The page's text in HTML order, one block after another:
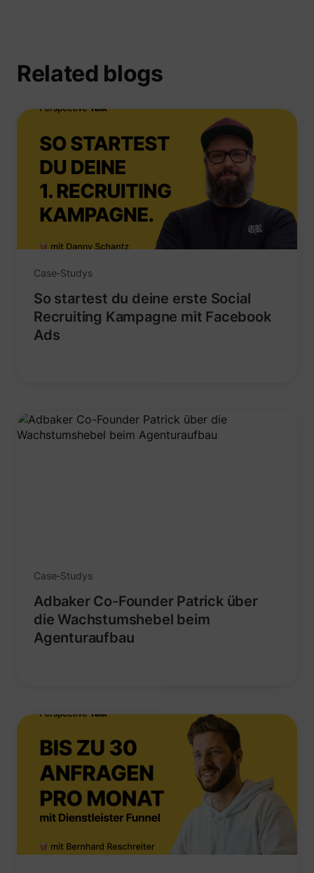
ajs_user_id perspective.co
_lfa_expiry sc.lfeeder.com
ajs_user_id
Related blogs
Case-Studys
So startest du deine erste Social
Recruiting Kampagne mit Facebook
Ads
Case-Studys
Adbaker Co-Founder Patrick über
die Wachstumshebel beim
Agenturaufbau